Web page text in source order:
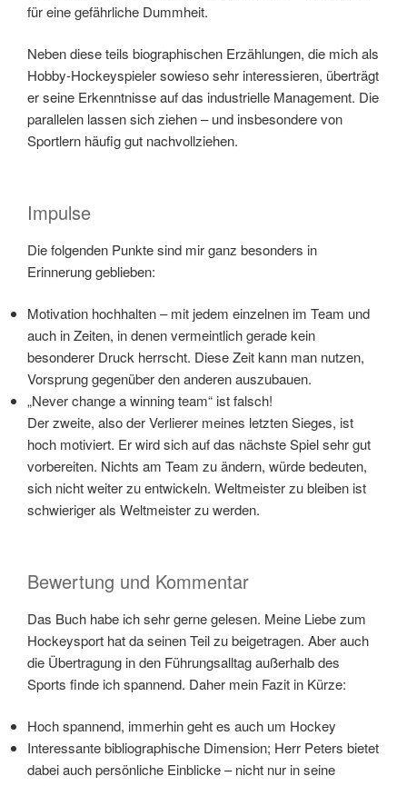
für eine gefährliche Dummheit.
Neben diese teils biographischen Erzählungen, die mich als
Hobby-Hockeyspieler sowieso sehr interessieren, überträgt
er seine Erkenntnisse auf das industrielle Management. Die
parallelen lassen sich ziehen – und insbesondere von
Sportlern häufig gut nachvollziehen.
Impulse
Die folgenden Punkte sind mir ganz besonders in
Erinnerung geblieben:
Motivation hochhalten – mit jedem einzelnen im Team und
auch in Zeiten, in denen vermeintlich gerade kein
besonderer Druck herrscht. Diese Zeit kann man nutzen,
Vorsprung gegenüber den anderen auszubauen.
„Never change a winning team“ ist falsch!
Der zweite, also der Verlierer meines letzten Sieges, ist
hoch motiviert. Er wird sich auf das nächste Spiel sehr gut
vorbereiten. Nichts am Team zu ändern, würde bedeuten,
sich nicht weiter zu entwickeln. Weltmeister zu bleiben ist
schwieriger als Weltmeister zu werden.
Bewertung und Kommentar
Das Buch habe ich sehr gerne gelesen. Meine Liebe zum
Hockeysport hat da seinen Teil zu beigetragen. Aber auch
die Übertragung in den Führungsalltag außerhalb des
Sports finde ich spannend. Daher mein Fazit in Kürze:
Hoch spannend, immerhin geht es auch um Hockey
Interessante bibliographische Dimension; Herr Peters bietet
dabei auch persönliche Einblicke – nicht nur in seine